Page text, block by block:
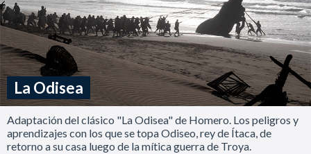
La Odisea
Adaptación del clásico "La Odisea" de Homero. Los peligros y
aprendizajes con los que se topa Odiseo, rey de Ítaca, de
retorno a su casa luego de la mítica guerra de Troya.